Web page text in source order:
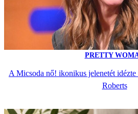
PRETTY
A Micsoda nő! ikonikus jelenetét
Roberts